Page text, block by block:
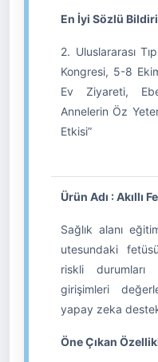
En İyi Sözlü
2. Uluslararası
Kongresi, 5-8
Ev Ziyareti,
Annelerin Öz
Etkisi”
Ürün Adı : Akıllı
Sağlık alanı
utesundaki
riskli
girişimleri
yapay zeka
Öne Çıkan